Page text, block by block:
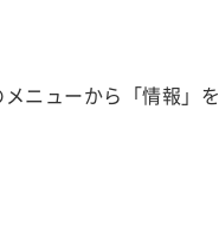
ニューから「情報」